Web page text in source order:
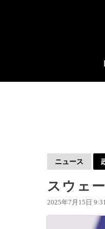
ニュース
スウェ
2025年7月15日